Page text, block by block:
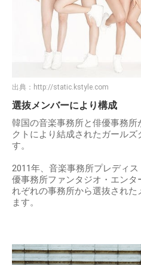
出典： http://static.kstyle.com
選抜メンバーにより構成
韓国の音楽事務所と俳優事務
クトにより結成されたガール
す。
2011年、音楽事務所プレディ
優事務所ファンタジオ・エン
れぞれの事務所から選抜され
ます。